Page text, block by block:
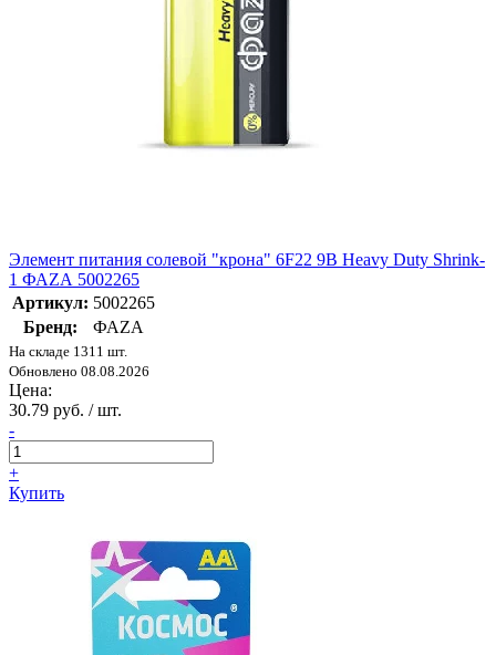
Элемент питания солевой "крона" 6F22 9В Heavy Duty Shrink-
1 ФАZА 5002265
Артикул: 5002265
Бренд:
ФАZА
На складе 1311 шт.
Обновлено 08.08.2026
Цена:
30.79 руб. / шт.
-
+
Купить